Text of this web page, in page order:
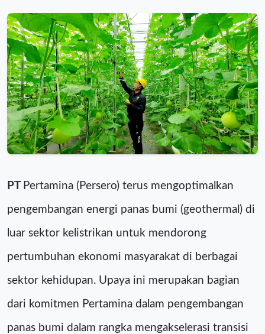
PT Pertamina (Persero) terus mengoptimalkan
pengembangan energi panas bumi (geothermal) di
luar sektor kelistrikan untuk mendorong
pertumbuhan ekonomi masyarakat di berbagai
sektor kehidupan. Upaya ini merupakan bagian
dari komitmen Pertamina dalam pengembangan
panas bumi dalam rangka mengakselerasi transisi